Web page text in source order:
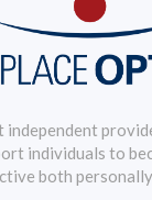
independent
individuals to
both